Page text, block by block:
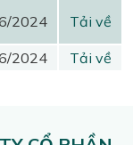
2024 Tải về
2024 Tải về